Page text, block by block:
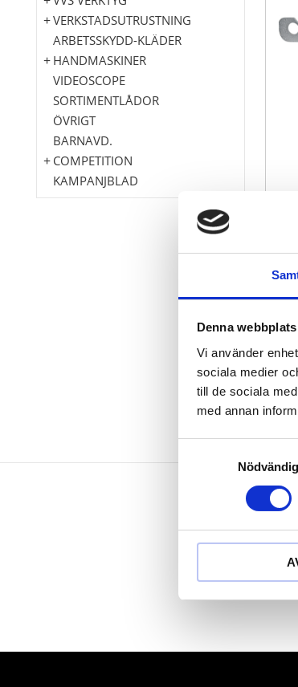
Denna
Vi använder
sociala medier
till de sociala
med annan
Nödvändig
VERKSTADSUTRUSTNING
ARBETSSKYDD-KLÄDER
HANDMASKINER
VIDEOSCOPE
SORTIMENTLÅDOR
ÖVRIGT
BARNAVD.
COMPETITION
KAMPANJBLAD